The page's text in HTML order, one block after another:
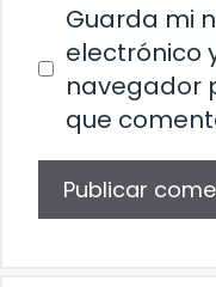
Guarda mi
electrónico
navegador
que